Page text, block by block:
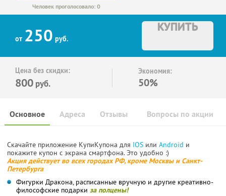
Человек проголосовало: 0
от 250 руб.
КУПИТЬ
Цена без скидки:
800 руб.
Экономия:
50%
Основное Отзывы Вопросы по акции
Адреса
Скачайте приложение КупиКупона для IOS или Android и
покажите купон с экрана смартфона. Это удобно :)
Акция действует во всех городах РФ, кроме Москвы и Санкт-
Петербурга
Фигурки Дракона, расписанные вручную и другие креативно-
философские подарки за полцены!